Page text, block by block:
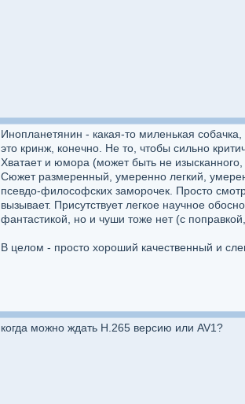
Инопланетянин - какая-то миленькая
это кринж, конечно. Не то, чтобы сильно
Хватает и юмора (может быть не
Сюжет размеренный, умеренно легкий,
псевдо-философских заморочек. Просто
вызывает. Присутствует легкое научное
фантастикой, но и чуши тоже нет (с
В целом - просто хороший качественный и
когда можно ждать H.265 версию или AV1?